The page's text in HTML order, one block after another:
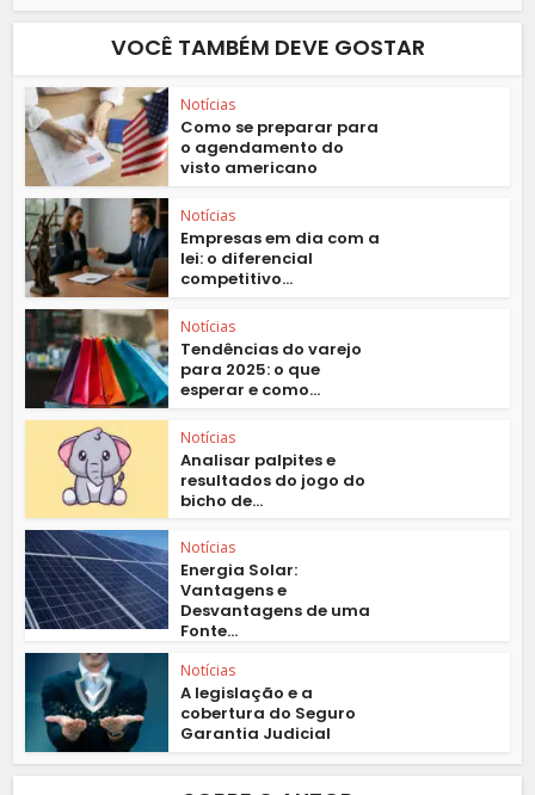
VOCÊ TAMBÉM DEVE GOSTAR
Notícias
Como se preparar para
o agendamento do
visto americano
Notícias
Empresas em dia com a
lei: o diferencial
competitivo...
Notícias
Tendências do varejo
para 2025: o que
esperar e como...
Notícias
Analisar palpites e
resultados do jogo do
bicho de...
Notícias
Energia Solar:
Vantagens e
Desvantagens de uma
Fonte...
Notícias
A legislação e a
cobertura do Seguro
Garantia Judicial